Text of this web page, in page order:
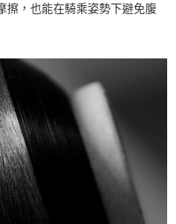
擦，也能在騎乘姿勢下避免腹